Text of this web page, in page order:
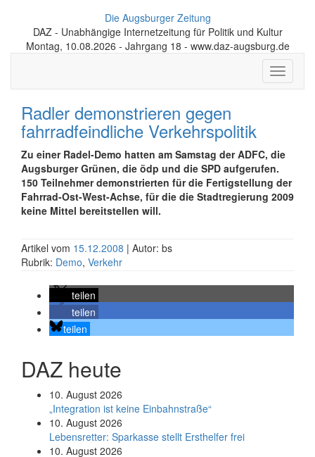
Die Augsburger Zeitung
DAZ - Unabhängige Internetzeitung für Politik und Kultur
Montag, 10.08.2026 - Jahrgang 18 - www.daz-augsburg.de
Toggle
Radler demonstrieren gegen
fahrradfeindliche Verkehrspolitik
Zu einer Radel-Demo hatten am Samstag der ADFC, die
Augsburger Grünen, die ödp und die SPD aufgerufen.
150 Teilnehmer demonstrierten für die Fertigstellung der
Fahrrad-Ost-West-Achse, für die die Stadtregierung 2009
keine Mittel bereitstellen will.
Artikel vom 15.12.2008 | Autor: bs
Rubrik: Demo, Verkehr
teilen
teilen
teilen
DAZ heute
10. August 2026
„Integration ist keine Einbahnstraße“
10. August 2026
Le­bens­ret­ter: Spar­kas­se stellt Erst­hel­fer frei
10. August 2026